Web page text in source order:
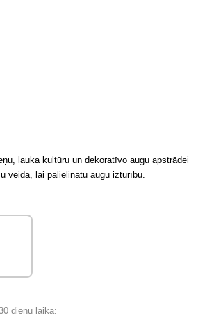
lauka kultūru un dekoratīvo augu apstrādei
veidā, lai palielinātu augu izturību.
dienu laikā: